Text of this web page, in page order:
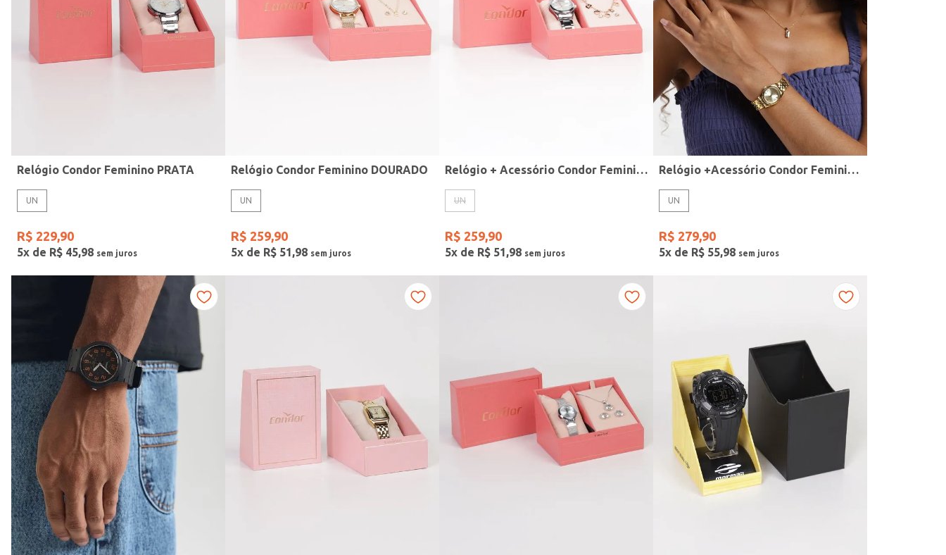
Relógio Condor Feminino PRATA
UN
R$ 229,90
5x de R$ 45,98
Relógio Condor Feminino DOURADO
UN
R$ 259,90
5x de R$ 51,98
Relógio + Acessório Condor Feminino PRATA
UN
R$ 259,90
5x de R$ 51,98
Relógio +Acessório Condor Feminino DOURADO
UN
R$ 279,90
5x de R$ 55,98